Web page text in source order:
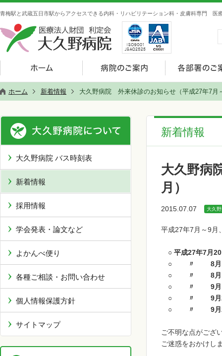
青梅駅と武蔵五日市駅からアクセスできる内科・リハビリテーション科・皮膚科専門 医
ホーム 新着情報 大久野病院 外来休診のお知らせ（平成27年7月
新着情報
大久野病
月）
2015.07.07 大久
平成27年7月～9月
○ 平成27年7月
○ 〃 8月 3
○ 〃 8月 5
○ 〃 9月14
○ 〃 9月21
○ 〃 9月23
ご不明な点がござ
ご迷惑をおかけし
大久野病院 バス時刻表
新着情報
採用情報
学会発表・論文など
よかんべ便り
各種ご相談・お問い合わせ
個人情報保護方針
サイトマップ